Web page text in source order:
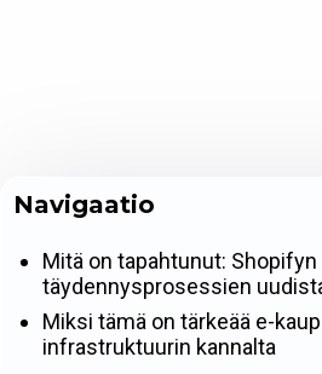
Navigaatio
Mitä on tapahtunut: Shopifyn
täydennysprosessien
Miksi tämä on tärkeää e-
infrastruktuurin kannalta